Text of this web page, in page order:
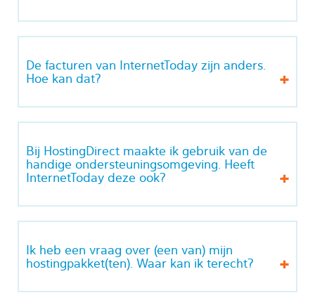
De facturen van InternetToday zijn anders.
Hoe kan dat?
Bij HostingDirect maakte ik gebruik van de
handige ondersteuningsomgeving. Heeft
InternetToday deze ook?
Ik heb een vraag over (een van) mijn
hostingpakket(ten). Waar kan ik terecht?